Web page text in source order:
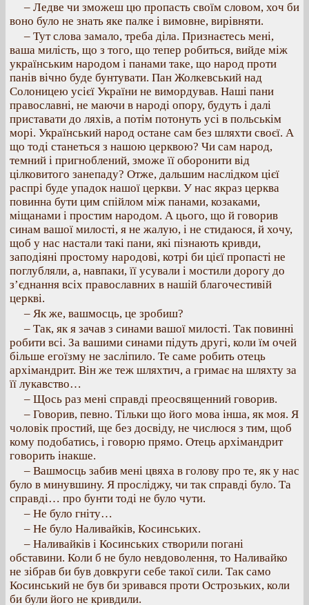
– Ледве чи зможеш цю пропасть своїм словом, хоч би
воно було не знать яке палке і вимовне, вирівняти.
– Тут слова замало, треба діла. Признаєтесь мені,
ваша милість, що з того, що тепер робиться, вийде між
українським народом і панами таке, що народ проти
панів вічно буде бунтувати. Пан Жолкевський над
Солоницею усієї України не вимордував. Наші пани
православні, не маючи в народі опору, будуть і далі
приставати до ляхів, а потім потонуть усі в польськім
морі. Український народ остане сам без шляхти своєї. А
що тоді станеться з нашою церквою? Чи сам народ,
темний і пригноблений, зможе її оборонити від
цілковитого занепаду? Отже, дальшим наслідком цієї
распрі буде упадок нашої церкви. У нас якраз церква
повинна бути цим спійлом між панами, козаками,
міщанами і простим народом. А цього, що й говорив
синам вашої милості, я не жалую, і не стидаюся, й хочу,
щоб у нас настали такі пани, які пізнають кривди,
заподіяні простому народові, котрі би цієї пропасті не
поглубляли, а, навпаки, її усували і мостили дорогу до
з’єднання всіх православних в нашій благочестивій
церкві.
– Як же, вашмосць, це зробиш?
– Так, як я зачав з синами вашої милості. Так повинні
робити всі. За вашими синами підуть другі, коли їм очей
більше егоїзму не засліпило. Те саме робить отець
архімандрит. Він же теж шляхтич, а гримає на шляхту за
її лукавство…
– Щось раз мені справді преосвященний говорив.
– Говорив, певно. Тільки що його мова інша, як моя. Я
чоловік простий, ще без досвіду, не числюся з тим, щоб
кому подобатись, і говорю прямо. Отець архімандрит
говорить інакше.
– Вашмосць забив мені цвяха в голову про те, як у нас
було в минувшину. Я просліджу, чи так справді було. Та
справді… про бунти тоді не було чути.
– Не було гніту…
– Не було Наливайків, Косинських.
– Наливайків і Косинських створили погані
обставини. Коли б не було невдоволення, то Наливайко
не зібрав би був довкруги себе такої сили. Так само
Косинський не був би зривався проти Острозьких, коли
би були його не кривдили.